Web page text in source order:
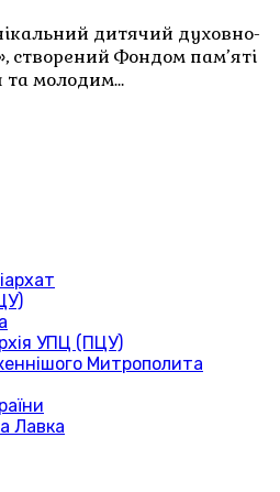
дитячий духовно-
створений Фондом пам’яті
та молодим…
УПЦ (ПЦУ)
Митрополита
Лавка